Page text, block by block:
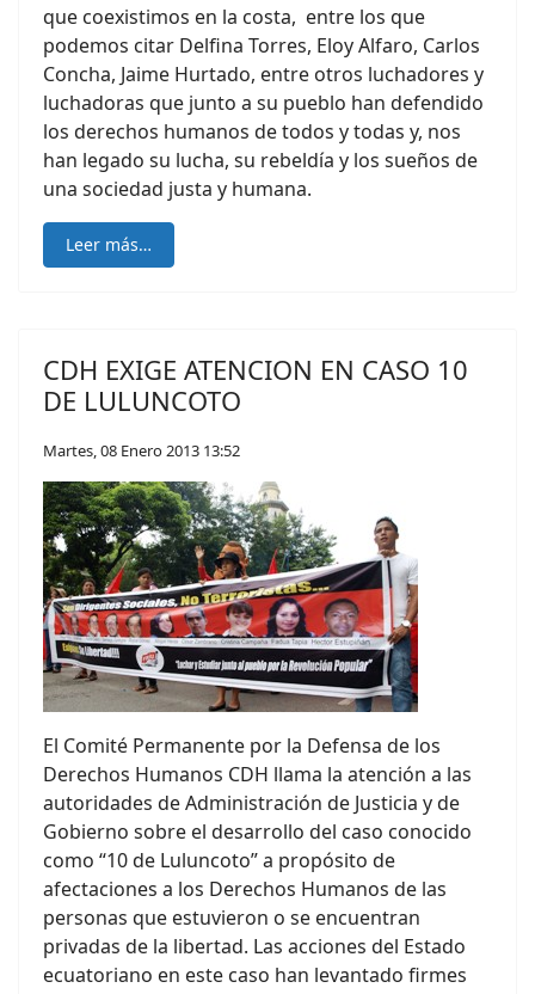
que coexistimos en la costa, entre los que
podemos citar Delfina Torres, Eloy Alfaro, Carlos
Concha, Jaime Hurtado, entre otros luchadores y
luchadoras que junto a su pueblo han defendido
los derechos humanos de todos y todas y, nos
han legado su lucha, su rebeldía y los sueños de
una sociedad justa y humana.
Leer más…
CDH EXIGE ATENCION EN CASO 10
DE LULUNCOTO
Martes, 08 Enero 2013 13:52
El Comité Permanente por la Defensa de los
Derechos Humanos CDH llama la atención a las
autoridades de Administración de Justicia y de
Gobierno sobre el desarrollo del caso conocido
como “10 de Luluncoto” a propósito de
afectaciones a los Derechos Humanos de las
personas que estuvieron o se encuentran
privadas de la libertad. Las acciones del Estado
ecuatoriano en este caso han levantado firmes